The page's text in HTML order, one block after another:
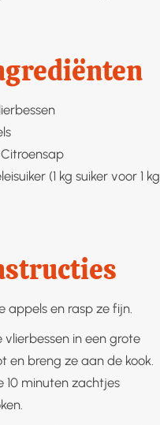
Citroensap
(1 kg suiker voor 1 kg
appels en rasp ze fijn.
vlierbessen in een grote
en breng ze aan de kook.
10 minuten zachtjes